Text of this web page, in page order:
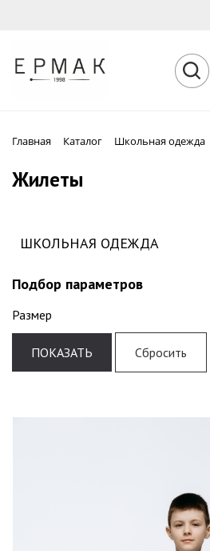
Главная Каталог Школьная одежда
Жилеты
ШКОЛЬНАЯ ОДЕЖДА
Подбор параметров
Размер